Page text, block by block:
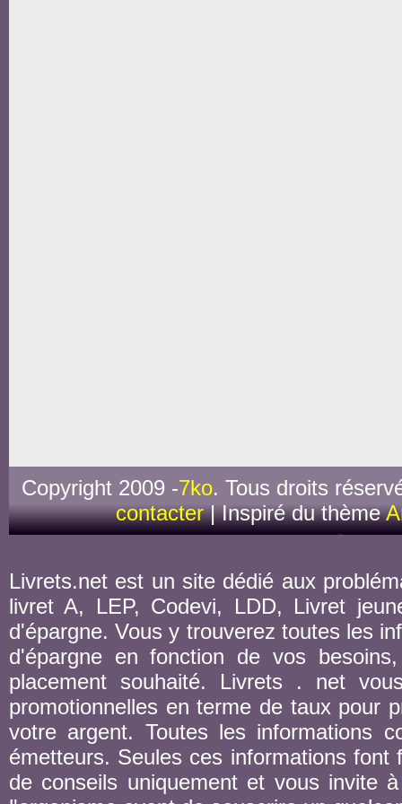
Copyright 2009 -7ko. Tous droits
contacter| Inspiré du thème
Livrets.net est un site dédié aux
livret A, LEP, Codevi, LDD, Livret
d'épargne. Vous y trouverez toutes les
d'épargne en fonction de vos
placement souhaité. Livrets . net
promotionnelles en terme de taux pour
votre argent. Toutes les informations
émetteurs. Seules ces informations
de conseils uniquement et vous invite